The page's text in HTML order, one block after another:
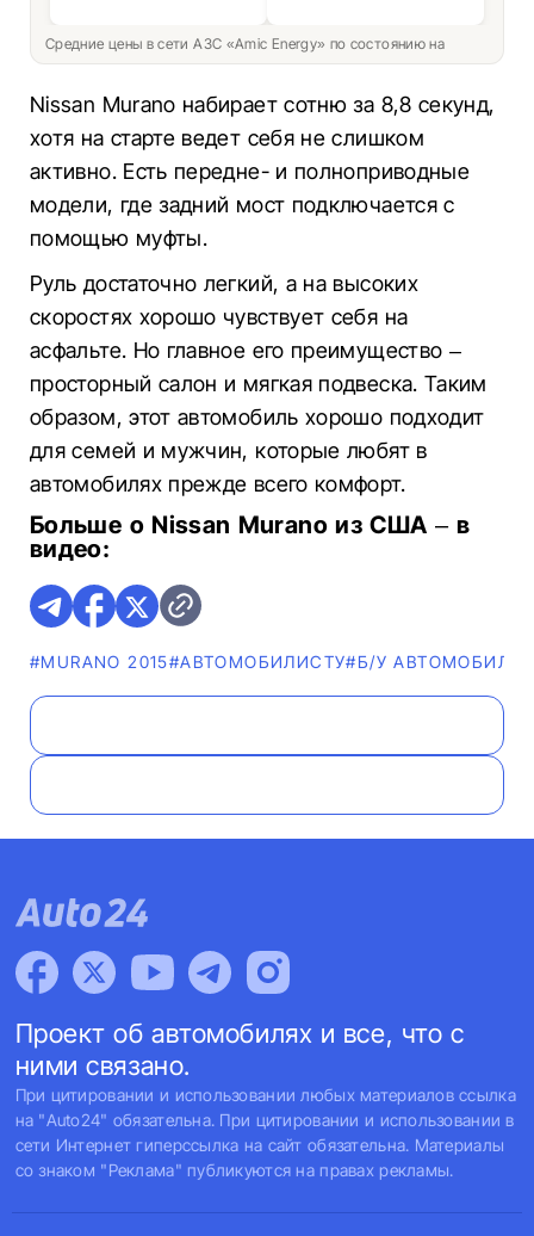
Средние цены в сети АЗС «Amic Energy» по состоянию на
Nissan Murano набирает сотню за 8,8 секунд,
хотя на старте ведет себя не слишком
активно. Есть передне- и полноприводные
модели, где задний мост подключается с
помощью муфты.
Руль достаточно легкий, а на высоких
скоростях хорошо чувствует себя на
асфальте. Но главное его преимущество –
просторный салон и мягкая подвеска. Таким
образом, этот автомобиль хорошо подходит
для семей и мужчин, которые любят в
автомобилях прежде всего комфорт.
Больше о Nissan Murano из США – в
видео:
#MURANO 2015#АВТОМОБИЛИСТУ#Б/У АВТОМОБИЛИ
Проект об автомобилях и все, что с
ними связано.
При цитировании и использовании любых материалов ссылка
на "Auto24" обязательна. При цитировании и использовании в
сети Интернет гиперссылка на сайт обязательна. Материалы
со знаком "Реклама" публикуются на правах рекламы.